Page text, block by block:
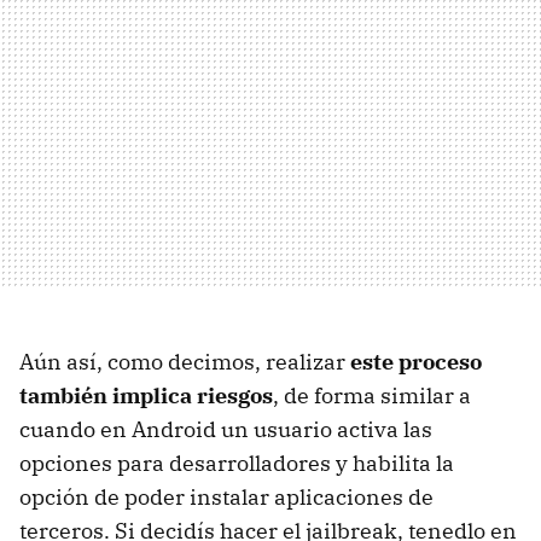
Aún así, como decimos, realizareste proceso
también implica riesgos, de forma similar a
cuando en Android un usuario activa las
opciones para desarrolladores y habilita la
opción de poder instalar aplicaciones de
terceros. Si decidís hacer el jailbreak, tenedlo en